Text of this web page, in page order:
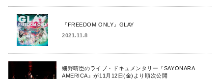
『FREEDOM ONLY』GLAY
2021.11.8
細野晴臣のライブ・ドキュメンタリー『SAYONARA
AMERICA』が11月12日(金)より順次公開